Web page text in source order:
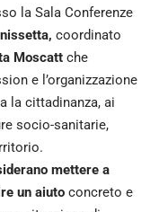
la Sala Conferenze
coordinato
Moscatt che
e l’organizzazione
la cittadinanza, ai
socio-sanitarie,
mettere a
un aiuto concreto e